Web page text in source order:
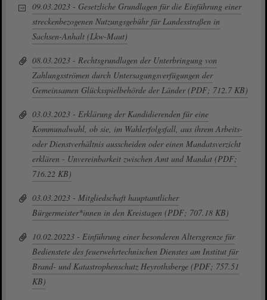
09.03.2023 - Gesetzliche Grundlagen für die Einführung einer
streckenbezogenen Nutzungsgebühr für Landesstraßen in
Sachsen-Anhalt (Lkw-Maut)
08.03.2023 - Rechtsgrundlagen der Unterbringung von
Zahlungsströmen durch Untersagungsverfügungen der
Gemeinsamen Glücksspielbehörde der Länder (PDF; 712.7 KB)
03.03.2023 - Erklärung der Kandidierenden für eine
Kommunalwahl, ob sie, im Wahlerfolgsfall, aus ihrem Arbeits-
oder Dienstverhältnis ausscheiden oder einen Mandatsverzicht
erklären - Unvereinbarkeit zwischen Amt und Mandat (PDF;
716.22 KB)
03.03.2023 - Mitgliedschaft hauptamtlicher
Bürgermeister*innen in den Kreistagen (PDF; 707.18 KB)
10.02.20223 - Einführung einer besonderen Altersgrenze für
Bedienstete des feuerwehrtechnischen Dienstes am Institut für
Brand- und Katastrophenschutz Heyrothsberge (PDF; 757.51
KB)